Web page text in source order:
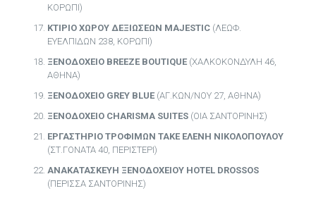
ΚΟΡΩΠΙ)
ΚΤΙΡΙΟ ΧΩΡΟΥ ΔΕΞΙΩΣΕΩΝ MAJESTIC(ΛΕΩΦ.
ΕΥΕΛΠΙΔΩΝ 238, ΚΟΡΩΠΙ)
ΞΕΝΟΔΟΧΕΙΟ ΒRΕΕΖΕ ΒΟUΤΙQUE(ΧΑΛΚΟΚΟΝΔΥΛΗ 46,
ΑΘΗΝΑ)
ΞΕΝΟΔΟΧΕΙΟ GREY BLUE(ΑΓ.ΚΩΝ/ΝΟΥ 27, ΑΘΗΝΑ)
ΞΕΝΟΔΟΧΕΙΟ CHARISMA SUITES (ΟΙΑ ΣΑΝΤΟΡΙΝΗΣ)
ΕΡΓΑΣΤΗΡΙΟ ΤΡΟΦΙΜΩΝ ΤΑΚΕ ΕΛΕΝΗ ΝΙΚΟΛΟΠΟΥΛΟΥ
(ΣΤ.ΓΟΝΑΤΑ 40, ΠΕΡΙΣΤΕΡΙ)
ΑΝΑΚΑΤΑΣΚΕΥΗ ΞΕΝΟΔΟΧΕΙΟΥ ΗΟΤΕL DROSSOS
(ΠΕΡΙΣΣΑ ΣΑΝΤΟΡΙΝΗΣ)